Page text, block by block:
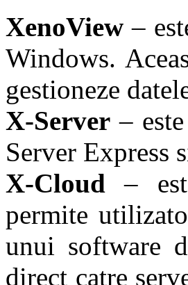
XenoView –
Windows.
gestioneze
X-Server –
Server Express
X-Cloud –
permite
unui software
direct catre